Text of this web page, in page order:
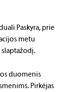
Paskyra, prie
metu
duomenis
Pirkėjas